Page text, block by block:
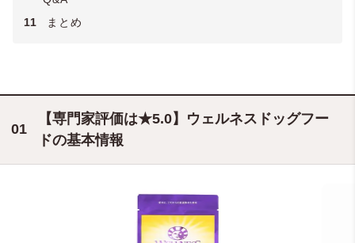
11
まとめ
【専門家評価は★5.0】ウェルネスドッグフー
ドの基本情報